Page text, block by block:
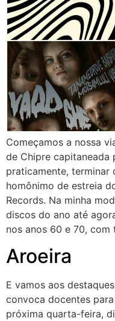
Começamos a nossa
de Chipre capitaneada
praticamente, terminar
homônimo de estreia
Records. Na minha
discos do ano até
nos anos 60 e 70,
Aroeira
E vamos aos
convoca docentes
próxima quarta-feira,